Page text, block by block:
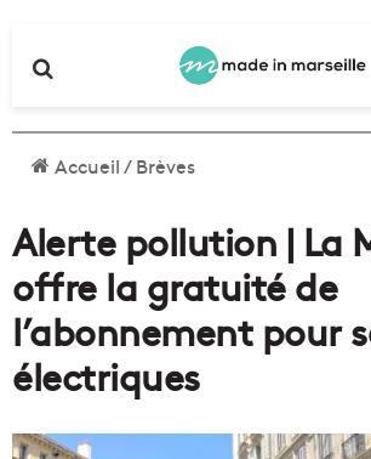
Accueil/Brèves
Alerte pollution | La
offre la gratuité de
l’abonnement pour
électriques